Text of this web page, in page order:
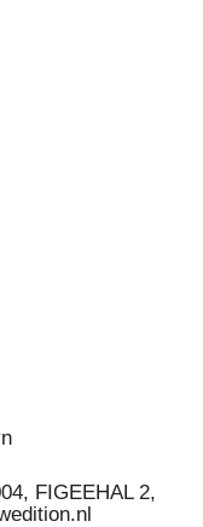
FIGEEHAL 2,